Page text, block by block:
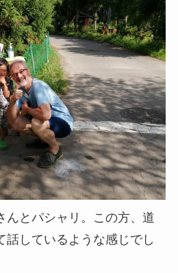
んとパシャリ。この方、道
話しているような感じでし